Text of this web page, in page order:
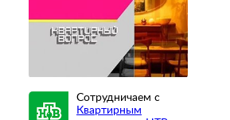
Сотрудничаем с
Квартирным